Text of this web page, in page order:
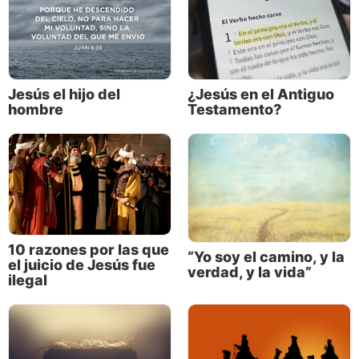
Juan 4:7-26).
Jesús era justo, pero también estaba lleno de
misericordia. Era audaz y valiente (Juan 2:15-16),
pero también amable y humilde (Mateo 11:29).
Reflejaba a Dios el Padre en todo aspecto.
Jesús el hijo del
hombre
¿Jesús en el Antiguo
Testamento?
10 razones por las que
el juicio de Jesús fue
ilegal
“Yo soy el camino, y la
verdad, y la vida”